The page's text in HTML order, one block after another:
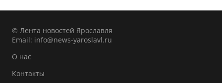
© Лента новостей Ярославля
Email: info@news-yaroslavl.ru
О нас
Контакты